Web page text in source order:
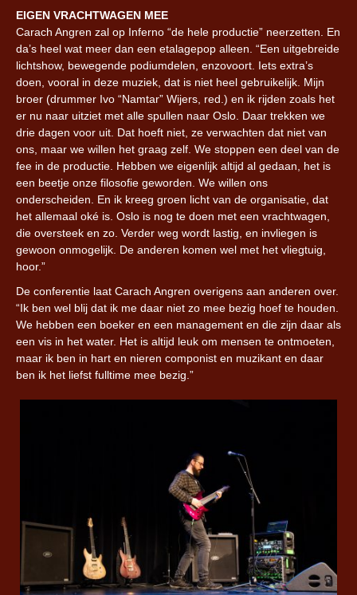
EIGEN VRACHTWAGEN MEE
Carach Angren zal op Inferno “de hele productie” neerzetten. En
da’s heel wat meer dan een etalagepop alleen. “Een uitgebreide
lichtshow, bewegende podiumdelen, enzovoort. Iets extra’s
doen, vooral in deze muziek, dat is niet heel gebruikelijk. Mijn
broer (drummer Ivo “Namtar” Wijers, red.) en ik rijden zoals het
er nu naar uitziet met alle spullen naar Oslo. Daar trekken we
drie dagen voor uit. Dat hoeft niet, ze verwachten dat niet van
ons, maar we willen het graag zelf. We stoppen een deel van de
fee in de productie. Hebben we eigenlijk altijd al gedaan, het is
een beetje onze filosofie geworden. We willen ons
onderscheiden. En ik kreeg groen licht van de organisatie, dat
het allemaal oké is. Oslo is nog te doen met een vrachtwagen,
die oversteek en zo. Verder weg wordt lastig, en invliegen is
gewoon onmogelijk. De anderen komen wel met het vliegtuig,
hoor.”
De conferentie laat Carach Angren overigens aan anderen over.
“Ik ben wel blij dat ik me daar niet zo mee bezig hoef te houden.
We hebben een boeker en een management en die zijn daar als
een vis in het water. Het is altijd leuk om mensen te ontmoeten,
maar ik ben in hart en nieren componist en muzikant en daar
ben ik het liefst fulltime mee bezig.”